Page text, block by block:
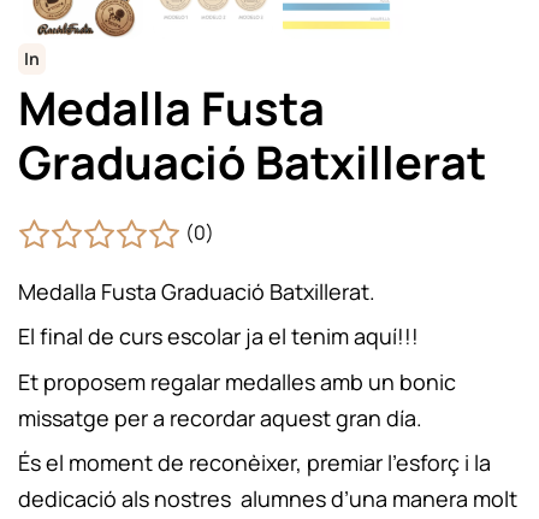
In
Medalla Fusta
Graduació Batxillerat
(0)
Medalla Fusta Graduació Batxillerat.
El final de curs escolar ja el tenim aquí!!!
Et proposem regalar medalles amb un bonic
missatge per a recordar aquest gran día.
És el moment de reconèixer, premiar l’esforç i la
dedicació als nostres alumnes d’una manera molt